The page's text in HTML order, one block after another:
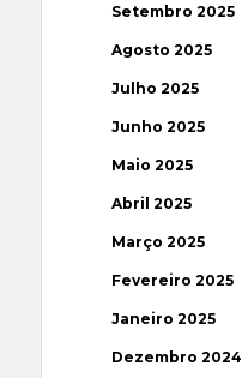
Setembro 2025
Agosto 2025
Julho 2025
Junho 2025
Maio 2025
Abril 2025
Março 2025
Fevereiro 2025
Janeiro 2025
Dezembro 2024